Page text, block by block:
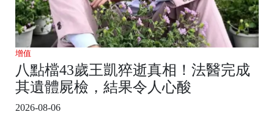
增值
八點檔43歲王凱猝逝真相！法醫完成
其遺體屍檢，結果令人心酸
2026-08-06